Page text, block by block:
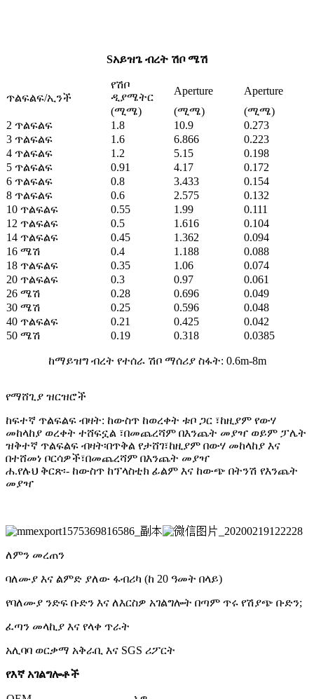
Sአይዝጌ ብረት ሽቦ ሜሽ
ጥልፍልፍ/ኢንች
የሽቦ
ዲያሜትር
Aperture
Aperture
(ሚሜ)
(ሚሜ)
(ሚሜ)
2 ጥልፍልፍ
1.8 10.9
0.273
3 ጥልፍልፍ
1.6 6.866
0.223
4 ጥልፍልፍ
1.2 5.15
0.198
5 ጥልፍልፍ
0.91 4.17
0.172
6 ጥልፍልፍ
0.8 3.433
0.154
8 ጥልፍልፍ
0.6 2.575
0.132
10 ጥልፍልፍ
0.55 1.99
0.111
12 ጥልፍልፍ
0.5 1.616
0.104
14 ጥልፍልፍ
0.45 1.362
0.094
16 ሜሽ
0.4 1.188
0.088
18 ጥልፍልፍ
0.35 1.06
0.074
20 ጥልፍልፍ
0.3 0.97
0.061
26 ሜሽ
0.28 0.696
0.049
30 ሜሽ
0.25 0.596
0.048
40 ጥልፍልፍ
0.21 0.425
0.042
50 ሜሽ
0.19 0.318 0.0385
ከማይዝግ ብረት የተሰራ ሽቦ ማሰሪያ ስፋት: 0.6m-8m
የማሸጊያ ዝርዝሮች
ከፍተኛ ጥልፍልፍ ብዛት: ከውስጥ ከወረቀት ቱቦ ጋር ፣ከዚያም የውሃ
መከላከያ ወረቀት ተሸፍኗል ፣በመጨረሻም በእንጨት መያዣ ወይም ፓሌት
ዝቅተኛ ጥልፍልፍ ብዛት፡በጥቅል የታሸገ፣ከዚያም በውሃ መከላከያ እና
በተሸመነ ቦርሳዎች፣በመጨረሻም በእንጨት መያዣ
ሐ.የሉህ ቅርጽ፡- ከውስጥ ከፕላስቲክ ፊልም እና ከውጭ በትንሽ የእንጨት
መያዣ
ለምን መረጠን
ባለሙያ እና ልምድ ያለው ፋብሪካ (ከ 20 ዓመት በላይ)
የባለሙያ ንድፍ ቡድን እና ለእርስዎ አገልግሎት በጣም ጥሩ የሽያጭ ቡድን;
ፈጣን መላኪያ እና የላቀ ጥራት
አሊባባ ወርቃማ አቅራቢ እና SGS ሪፖርት
የእኛ አገልግሎቶች